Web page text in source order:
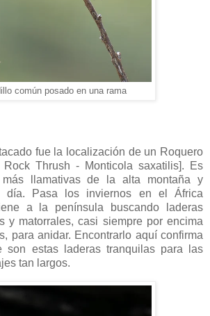
común posado en una rama
fue la localización de un Roquero
Rock Thrush - Monticola saxatilis]. Es
llamativas de la alta montaña y
día. Pasa los inviernos en el África
a la península buscando laderas
y matorrales, casi siempre por encima
para anidar. Encontrarlo aquí confirma
son estas laderas tranquilas para las
tan largos.